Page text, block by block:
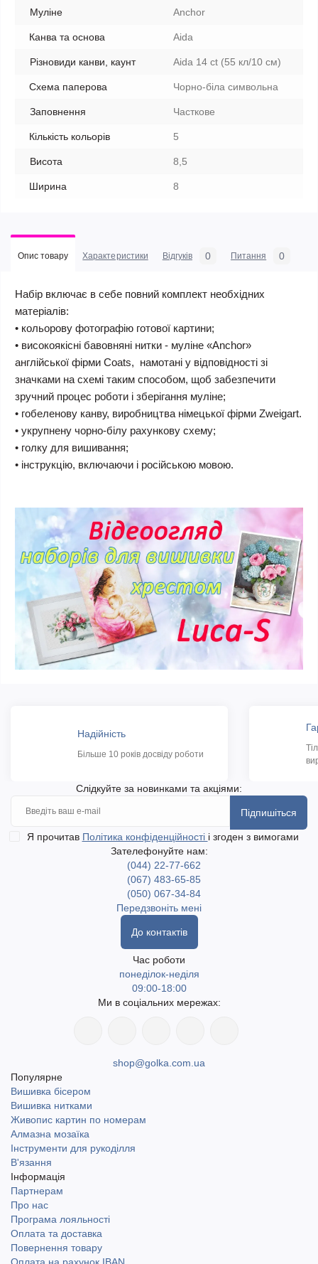
Муліне Anchor
Канва та основа Aida
Різновиди канви, каунт Aida 14 ct (55 кл/10 см)
Схема паперова Чорно-біла символьна
Заповнення Часткове
Кількість кольорів 5
Висота 8,5
Ширина 8
Опис товару Характеристики Відгуків 0 Питання 0
Набір включає в себе повний комплект необхідних
матеріалів:
• кольорову фотографію готової картини;
• високоякісні бавовняні нитки - муліне «Anchor»
англійської фірми Coats, намотані у відповідності зі
значками на схемі таким способом, щоб забезпечити
зручний процес роботи і зберігання муліне;
• гобеленову канву, виробництва німецької фірми Zweigart.
• укрупнену чорно-білу рахункову схему;
• голку для вишивання;
• інструкцію, включаючи і російською мовою.
Надійність
Більше 10 років досвіду роботи
Слідкуйте за новинками та акціями:
Підпишіться
Я прочитав Політика конфіденційності і згоден з вимогами
Зателефонуйте нам:
(044) 22-77-662
(067) 483-65-85
(050) 067-34-84
Передзвоніть мені
До контактів
Час роботи
понеділок-неділя
09:00-18:00
Ми в соціальних мережах:
shop@golka.com.ua
Популярне
Вишивка бісером
Вишивка нитками
Живопис картин по номерам
Алмазна мозаїка
Інструменти для рукоділля
В'язання
Інформація
Партнерам
Про нас
Програма лояльності
Оплата та доставка
Повернення товару